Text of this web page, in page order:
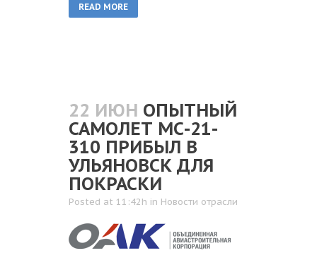
READ MORE
22 ИЮН ОПЫТНЫЙ
САМОЛЕТ МС-21-
310 ПРИБЫЛ В
УЛЬЯНОВСК ДЛЯ
ПОКРАСКИ
Posted at 11:42h in Новости отрасли